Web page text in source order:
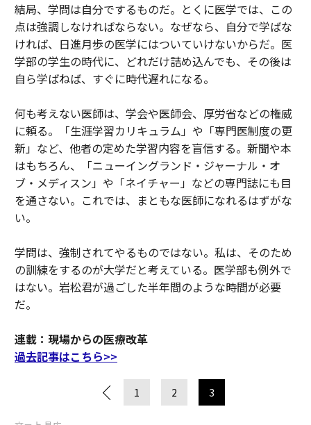
結局、学問は自分でするものだ。とくに医学では、この
点は強調しなければならない。なぜなら、自分で学ばな
ければ、日進月歩の医学にはついていけないからだ。医
学部の学生の時代に、どれだけ詰め込んでも、その後は
自ら学ばねば、すぐに時代遅れになる。
何も考えない医師は、学会や医師会、厚労省などの権威
に頼る。「生涯学習カリキュラム」や「専門医制度の更
新」など、他者の定めた学習内容を盲信する。新聞や本
はもちろん、「ニューイングランド・ジャーナル・オ
ブ・メディスン」や「ネイチャー」などの専門誌にも目
を通さない。これでは、まともな医師になれるはずがな
い。
学問は、強制されてやるものではない。私は、そのため
の訓練をするのが大学だと考えている。医学部も例外で
はない。岩松君が過ごした半年間のような時間が必要
だ。
連載：現場からの医療改革
過去記事はこちら>>
1 2 3